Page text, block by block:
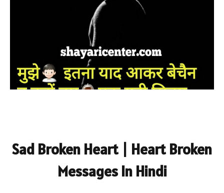
Sad Broken Heart | Heart Broken
Messages In Hindi